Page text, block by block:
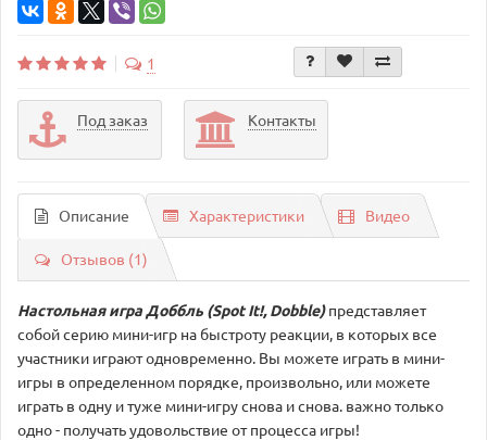
1
Под заказ Контакты
Описание Характеристики Видео
Отзывов (1)
Настольная игра Доббль (Spot It!, Dobble)представляет
собой серию мини-игр на быстроту реакции, в которых все
участники играют одновременно. Вы можете играть в мини-
игры в определенном порядке, произвольно, или можете
играть в одну и туже мини-игру снова и снова. важно только
одно - получать удовольствие от процесса игры!